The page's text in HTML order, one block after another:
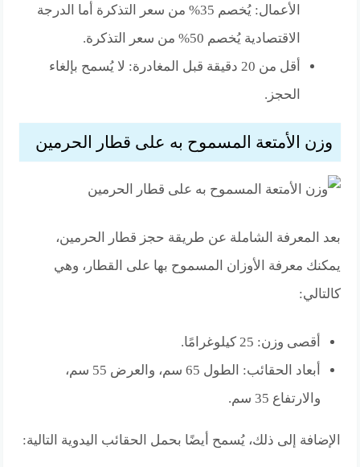
الأعمال: يُخصم 35% من سعر التذكرة أما الدرجة
الاقتصادية يُخصم 50% من سعر التذكرة.
أقل من 20 دقيقة قبل المغادرة: لا يُسمح بإلغاء
الحجز.
وزن الأمتعة المسموح به على قطار الحرمين
بعد المعرفة الشاملة عن طريقة حجز قطار الحرمين،
يمكنك معرفة الأوزان المسموح بها على القطار، وهي
كالتالي:
أقصى وزن: 25 كيلوغرامًا.
أبعاد الحقائب: الطول 65 سم، والعرض 55 سم،
والارتفاع 35 سم.
الإضافة إلى ذلك، يُسمح أيضًا بحمل الحقائب اليدوية التالية: